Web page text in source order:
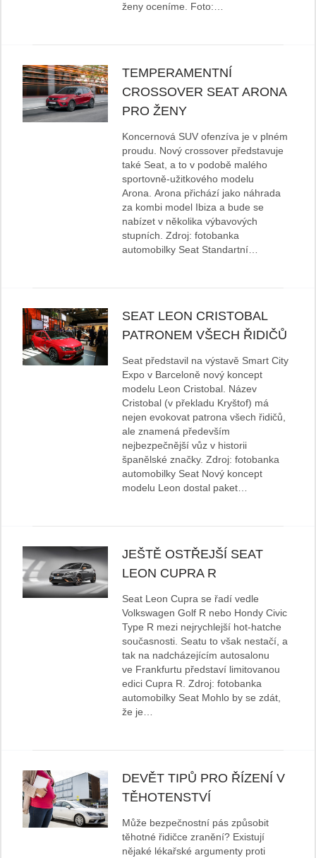
ženy oceníme. Foto:…
TEMPERAMENTNÍ
CROSSOVER SEAT ARONA
PRO ŽENY
Koncernová SUV ofenzíva je v plném
proudu. Nový crossover představuje
také Seat, a to v podobě malého
sportovně-užitkového modelu
Arona. Arona přichází jako náhrada
za kombi model Ibiza a bude se
nabízet v několika výbavových
stupních. Zdroj: fotobanka
automobilky Seat Standartní…
SEAT LEON CRISTOBAL
PATRONEM VŠECH ŘIDIČŮ
Seat představil na výstavě Smart City
Expo v Barceloně nový koncept
modelu Leon Cristobal. Název
Cristobal (v překladu Kryštof) má
nejen evokovat patrona všech řidičů,
ale znamená především
nejbezpečnější vůz v historii
španělské značky. Zdroj: fotobanka
automobilky Seat Nový koncept
modelu Leon dostal paket…
JEŠTĚ OSTŘEJŠÍ SEAT
LEON CUPRA R
Seat Leon Cupra se řadí vedle
Volkswagen Golf R nebo Hondy Civic
Type R mezi nejrychlejší hot-hatche
současnosti. Seatu to však nestačí, a
tak na nadcházejícím autosalonu
ve Frankfurtu představí limitovanou
edici Cupra R. Zdroj: fotobanka
automobilky Seat Mohlo by se zdát,
že je…
DEVĚT TIPŮ PRO ŘÍZENÍ V
TĚHOTENSTVÍ
Může bezpečnostní pás způsobit
těhotné řidičce zranění? Existují
nějaké lékařské argumenty proti